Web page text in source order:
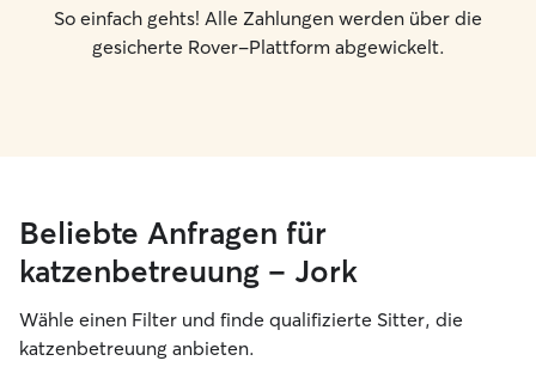
So einfach gehts! Alle Zahlungen werden über die
gesicherte Rover-Plattform abgewickelt.
Beliebte Anfragen für
katzenbetreuung – Jork
Wähle einen Filter und finde qualifizierte Sitter, die
katzenbetreuung anbieten.